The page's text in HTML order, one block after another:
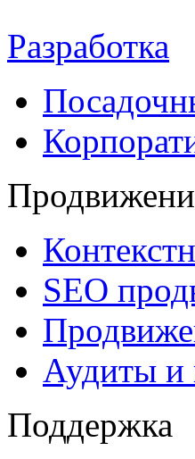
Разработка
SEO
Аудиты и
Поддержка